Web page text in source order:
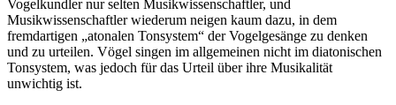
Vogelkundler nur selten Musikwissenschaftler, und
Musikwissenschaftler wiederum neigen kaum dazu, in dem
fremdartigen „atonalen Tonsystem“ der Vogelgesänge zu denken
und zu urteilen. Vögel singen im allgemeinen nicht im diatonischen
Tonsystem, was jedoch für das Urteil über ihre Musikalität
unwichtig ist.